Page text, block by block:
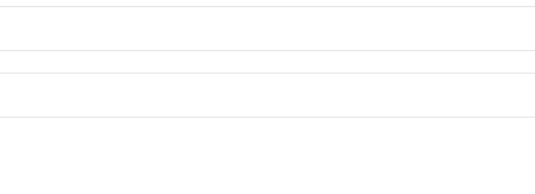
il proprio peso, queste persone possono:
completamente i cibi grassi
il proprio futuro
esigenti
?
di una psicoterapia con una
il prima possibile per ridurre il rischio di
può condurre a complicanze molto gravi. In alcuni
a gravi complicanze, spesso risultato della